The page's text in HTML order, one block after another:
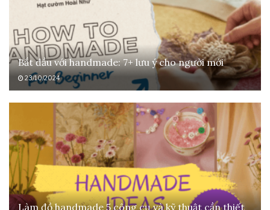
Bắt đầu với handmade: 7+ lưu ý cho người mới
23/10/2024
Làm đồ handmade 5 công cụ và kỹ thuật cần thiết